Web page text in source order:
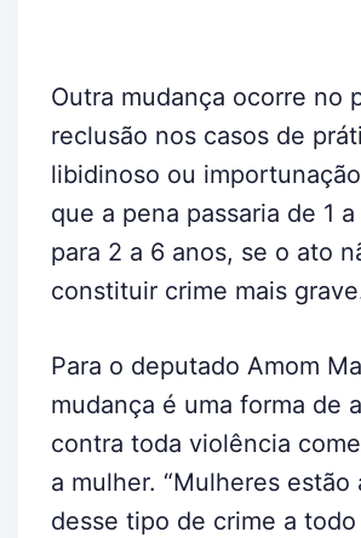
Outra mudança ocorre no
reclusão nos casos de
libidinoso ou
que a pena passaria de 1
para 2 a 6 anos, se o ato
constituir crime mais
Para o deputado Amom
mudança é uma forma de
contra toda violência
a mulher. “Mulheres estão
desse tipo de crime a